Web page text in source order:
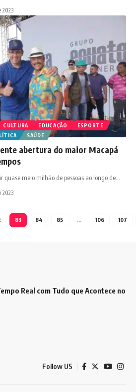
2023
CULTURA EDUCAÇÃO
ESPORTE
SAÚDE
abertura do maior Macapá
meio milhão de pessoas ao longo de…
2023
83 84 85 … 106 107
Real com Tudo que Acontece no
Follow US